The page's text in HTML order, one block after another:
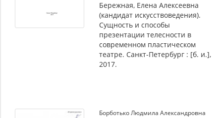
Бережная, Елена Алексеевна
(кандидат искусствоведения).
Сущность и способы
презентации телесности в
современном пластическом
театре. Санкт-Петербург : [б. и.],
2017.
Борботько Людмила Александровна